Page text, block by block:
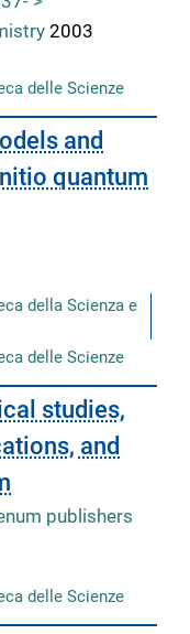
2003
delle Scienze
and
quantum
della Scienza e
delle Scienze
studies,
and
publishers
delle Scienze